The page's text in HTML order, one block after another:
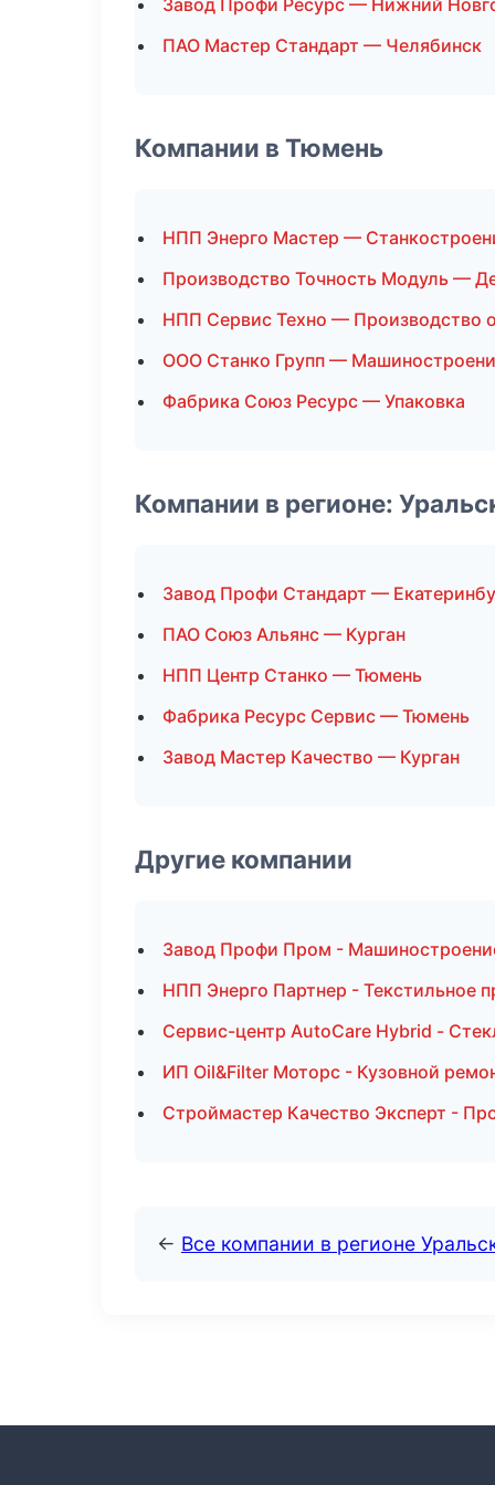
Завод Профи Ресурс — Нижний
ПАО Мастер Стандарт — Челябинск
Компании в Тюмень
НПП Энерго Мастер —
Производство Точность Модуль —
НПП Сервис Техно — Производство
ООО Станко Групп —
Фабрика Союз Ресурс — Упаковка
Компании в регионе:
Завод Профи Стандарт —
ПАО Союз Альянс — Курган
НПП Центр Станко — Тюмень
Фабрика Ресурс Сервис — Тюмень
Завод Мастер Качество — Курган
Другие компании
Завод Профи Пром -
НПП Энерго Партнер - Текстильное
Сервис-центр AutoCare Hybrid -
ИП Oil&Filter Моторс - Кузовной
Строймастер Качество Эксперт -
← Все компании в регионе